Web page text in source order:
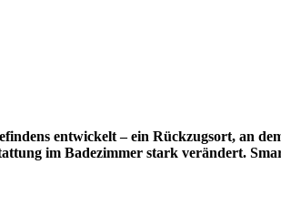
entwickelt – ein Rückzugsort, an
im Badezimmer stark verändert.